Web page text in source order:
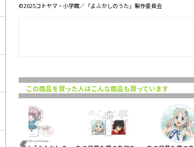
©2025コトヤマ・小学館／「よふかしのうた」製作委員会
この商品を買った人はこんな商品も買っています